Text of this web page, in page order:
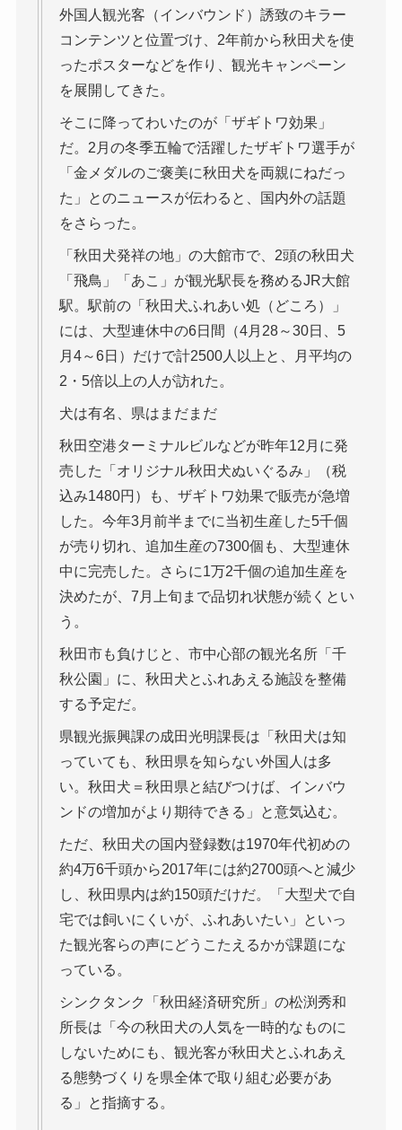
外国人観光客（インバウンド）誘致のキラー
コンテンツと位置づけ、2年前から秋田犬を使
ったポスターなどを作り、観光キャンペーン
を展開してきた。
そこに降ってわいたのが「ザギトワ効果」
だ。2月の冬季五輪で活躍したザギトワ選手が
「金メダルのご褒美に秋田犬を両親にねだっ
た」とのニュースが伝わると、国内外の話題
をさらった。
「秋田犬発祥の地」の大館市で、2頭の秋田犬
「飛鳥」「あこ」が観光駅長を務めるJR大館
駅。駅前の「秋田犬ふれあい処（どころ）」
には、大型連休中の6日間（4月28～30日、5
月4～6日）だけで計2500人以上と、月平均の
2・5倍以上の人が訪れた。
犬は有名、県はまだまだ
秋田空港ターミナルビルなどが昨年12月に発
売した「オリジナル秋田犬ぬいぐるみ」（税
込み1480円）も、ザギトワ効果で販売が急増
した。今年3月前半までに当初生産した5千個
が売り切れ、追加生産の7300個も、大型連休
中に完売した。さらに1万2千個の追加生産を
決めたが、7月上旬まで品切れ状態が続くとい
う。
秋田市も負けじと、市中心部の観光名所「千
秋公園」に、秋田犬とふれあえる施設を整備
する予定だ。
県観光振興課の成田光明課長は「秋田犬は知
っていても、秋田県を知らない外国人は多
い。秋田犬＝秋田県と結びつけば、インバウ
ンドの増加がより期待できる」と意気込む。
ただ、秋田犬の国内登録数は1970年代初めの
約4万6千頭から2017年には約2700頭へと減少
し、秋田県内は約150頭だけだ。「大型犬で自
宅では飼いにくいが、ふれあいたい」といっ
た観光客らの声にどうこたえるかが課題にな
っている。
シンクタンク「秋田経済研究所」の松渕秀和
所長は「今の秋田犬の人気を一時的なものに
しないためにも、観光客が秋田犬とふれあえ
る態勢づくりを県全体で取り組む必要があ
る」と指摘する。